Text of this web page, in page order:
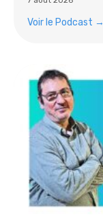
Voir le Podcast →